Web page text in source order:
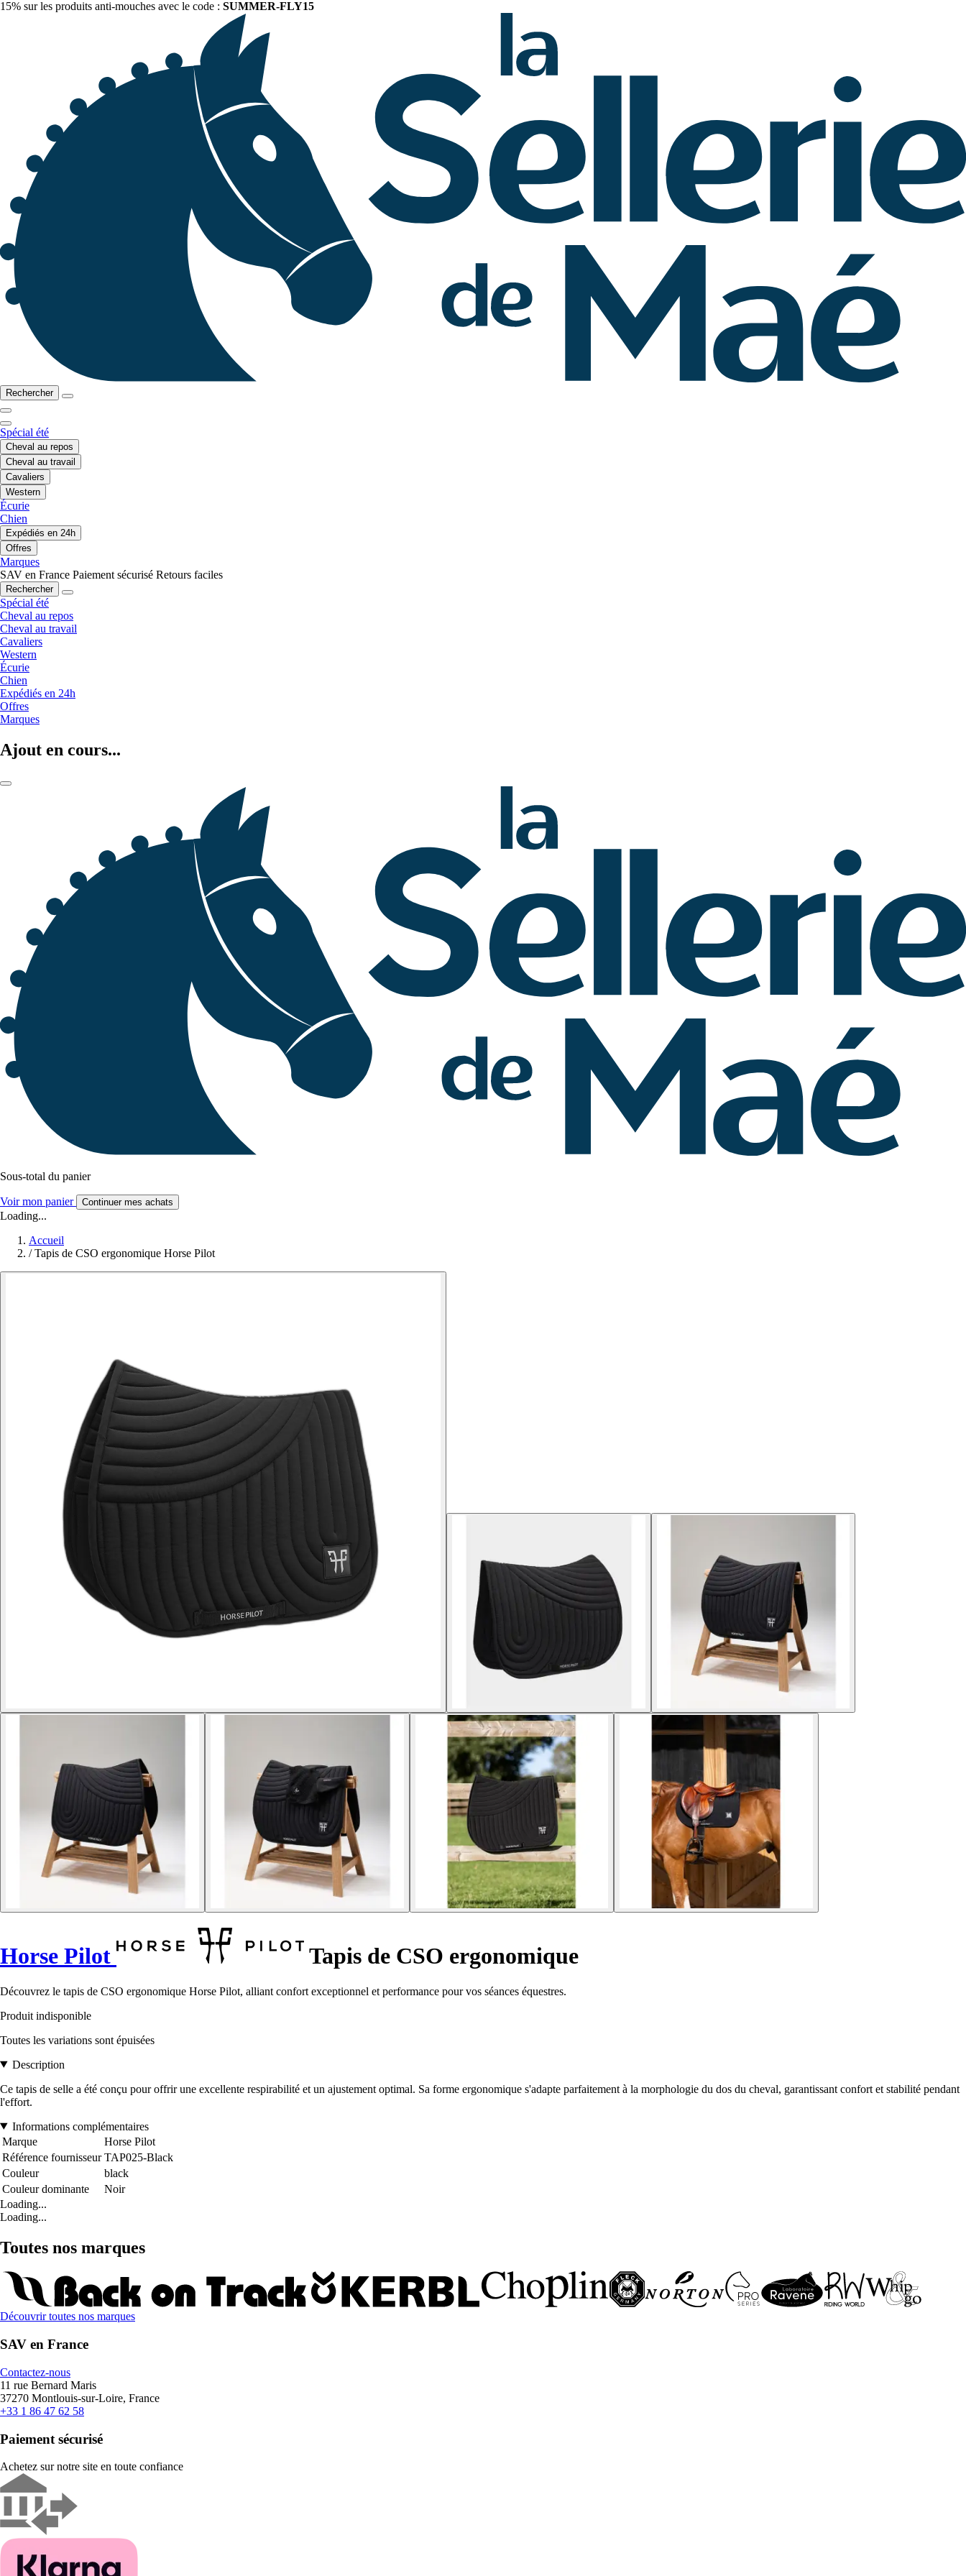
15% sur les produits anti-mouches avec le code : SUMMER-FLY15
Rechercher
Spécial été
Cheval au repos
Cheval au travail
Cavaliers
Western
Écurie
Chien
Expédiés en 24h
Offres
Marques
SAV en France Paiement sécurisé Retours faciles
Rechercher
Spécial été
Cheval au repos
Cheval au travail
Cavaliers
Western
Écurie
Chien
Expédiés en 24h
Offres
Marques
Ajout en cours...
Sous-total du panier
Voir mon panier Continuer mes achats
Loading...
Accueil
/ Tapis de CSO ergonomique Horse Pilot
Horse Pilot Tapis de CSO ergonomique
Découvrez le tapis de CSO ergonomique Horse Pilot, alliant confort exceptionnel et performance pour vos séances équestres.
Produit indisponible
Toutes les variations sont épuisées
Description
Ce tapis de selle a été conçu pour offrir une excellente respirabilité et un ajustement optimal. Sa forme ergonomique s'adapte parfaitement à la morphologie du dos du cheval, garantissant confort et stabilité pendant
l'effort.
Informations complémentaires
Marque
Horse Pilot
Référence fournisseur TAP025-Black
Couleur
black
Couleur dominante
Noir
Loading...
Loading...
Toutes nos marques
Découvrir toutes nos marques
SAV en France
Contactez-nous
11 rue Bernard Maris
37270 Montlouis-sur-Loire, France
+33 1 86 47 62 58
Paiement sécurisé
Achetez sur notre site en toute confiance